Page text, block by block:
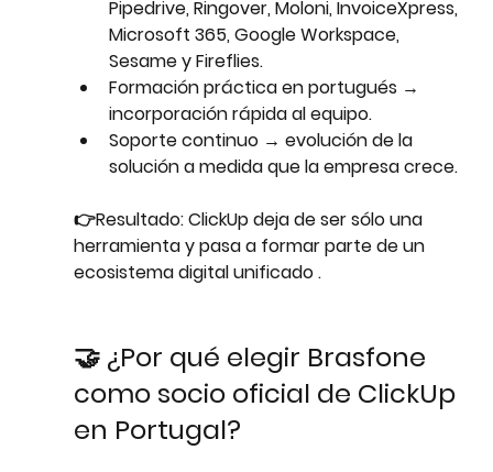
Pipedrive, Ringover, Moloni, InvoiceXpress,
Microsoft 365, Google Workspace,
Sesame y Fireflies.
Formación práctica en portugués →
incorporación rápida al equipo.
Soporte continuo → evolución de la
solución a medida que la empresa crece.
👉Resultado: ClickUp deja de ser sólo una
herramienta y pasa a formar parte de un
ecosistema digital unificado .
🤝 ¿Por qué elegir Brasfone
como socio oficial de ClickUp
en Portugal?